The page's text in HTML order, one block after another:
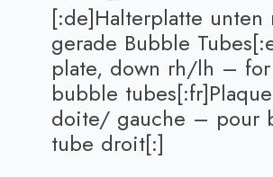
[:de]Halterplatte
gerade Bubble
plate, down rh/lh –
bubble
doite/ gauche – pour
tube droit[:]